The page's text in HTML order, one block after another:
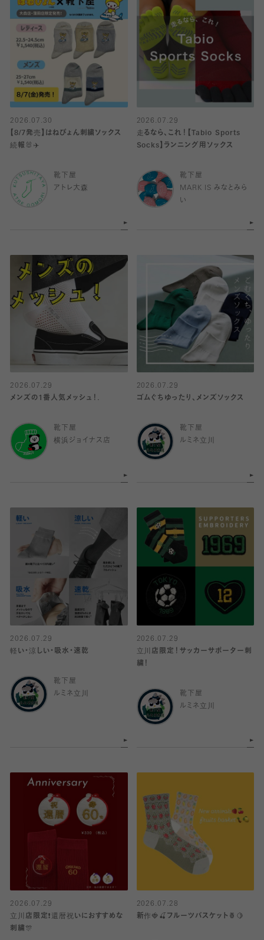
2026.07.30
【8/7発売】はねぴょん刺繍ソックス
続報🐰✈️
靴下屋
アトレ大森
2026.07.29
走るなら、これ！【Tabio Sports
Socks】ランニング用ソックス
靴下屋
MARK IS みなとみら
い
2026.07.29
メンズの1番人気メッシュ！.
靴下屋
横浜ジョイナス店
2026.07.29
ゴムぐちゆったり、メンズソックス
靴下屋
ルミネ立川
2026.07.29
軽い・涼しい・吸水・速乾
靴下屋
ルミネ立川
2026.07.29
立川店限定！サッカーサポーター刺
繍！
靴下屋
ルミネ立川
2026.07.29
立川店限定❗️還暦祝いにおすすめな
刺繍🎊
2026.07.28
新作🍓🍒フルーツバスケット🍍🍋